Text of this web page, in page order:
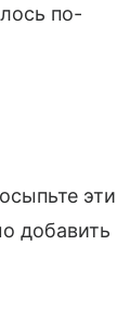
по-
эти
добавить